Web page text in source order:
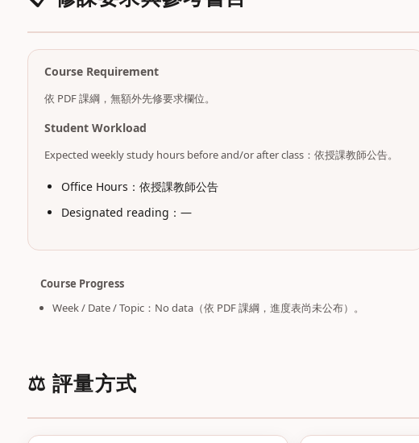
Course Requirement
依 PDF 課綱，無額外先修要求欄位。
Student Workload
Expected weekly study hours before and/or after class：依授課教師公告。
Office Hours：依授課教師公告
Designated reading：—
Course Progress
Week / Date / Topic：No data（依 PDF 課綱，進度表尚未公布）。
⚖️ 評量方式